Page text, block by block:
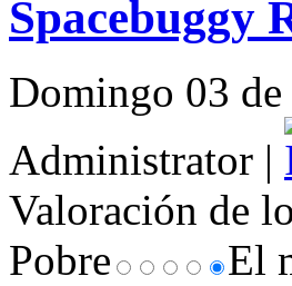
Spacebuggy
Domingo 03
Administrator |
Valoración de
Pobre
El